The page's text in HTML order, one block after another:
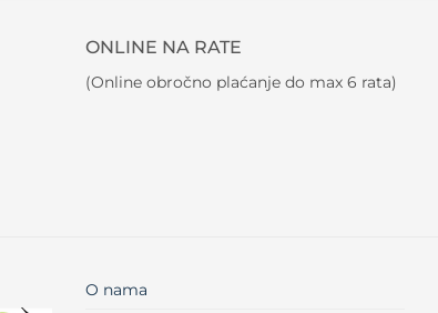
ONLINE NA RATE
(Online obročno plaćanje do max 6 rata)
O nama